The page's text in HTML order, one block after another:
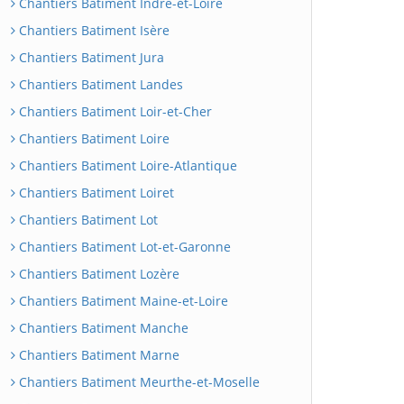
Chantiers Batiment Isère
Chantiers Batiment Jura
Chantiers Batiment Landes
Chantiers Batiment Loir-et-Cher
Chantiers Batiment Loire
Chantiers Batiment Loire-Atlantique
Chantiers Batiment Loiret
Chantiers Batiment Lot
Chantiers Batiment Lot-et-Garonne
Chantiers Batiment Lozère
Chantiers Batiment Maine-et-Loire
Chantiers Batiment Manche
Chantiers Batiment Marne
Chantiers Batiment Meurthe-et-Moselle